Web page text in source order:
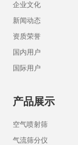
企业文化
新闻动态
资质荣誉
国内用户
国际用户
产品展示
空气喷射筛
气流筛分仪